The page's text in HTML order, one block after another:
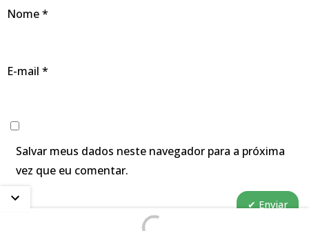
Nome*
E-mail *
Salvar meus dados neste navegador para a próxima
vez que eu comentar.